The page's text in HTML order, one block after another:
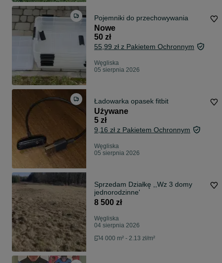
Pojemniki do przechowywania
Nowe
50 zł
55,99 zł z Pakietem Ochronnym
Węgliska
05 sierpnia 2026
Ładowarka opasek fitbit
Używane
5 zł
9,16 zł z Pakietem Ochronnym
Węgliska
05 sierpnia 2026
Sprzedam Działkę ,,Wz 3 domy
jednorodzinne'
8 500 zł
Węgliska
04 sierpnia 2026
4 000 m² - 2.13 zł/m²